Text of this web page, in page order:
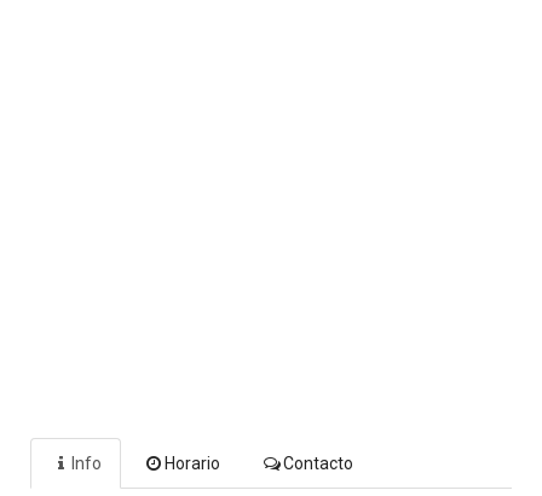
Info Horario Contacto